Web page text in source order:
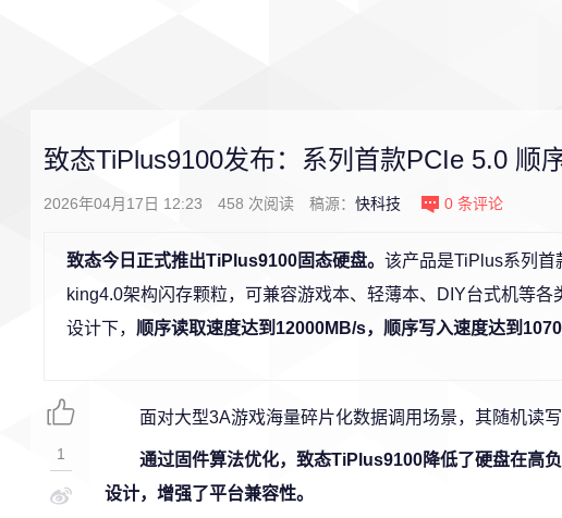
致态TiPlus9100发布：系列首款PCIe 5.0 顺
2026年04月17日 12:23 458 次阅读 稿源： 快科技 0 条评论
致态今日正式推出TiPlus9100固态硬盘。 该产品是TiPlus系列
king4.0架构闪存颗粒，可兼容游戏本、轻薄本、DIY台式机等
设计下， 顺序读取速度达到12000MB/s，顺序写入速度达到
面对大型3A游戏海量碎片化数据调用场景，其随机读
通过固件算法优化，致态TiPlus9100降低了硬盘在高
设计，增强了平台兼容性。
1